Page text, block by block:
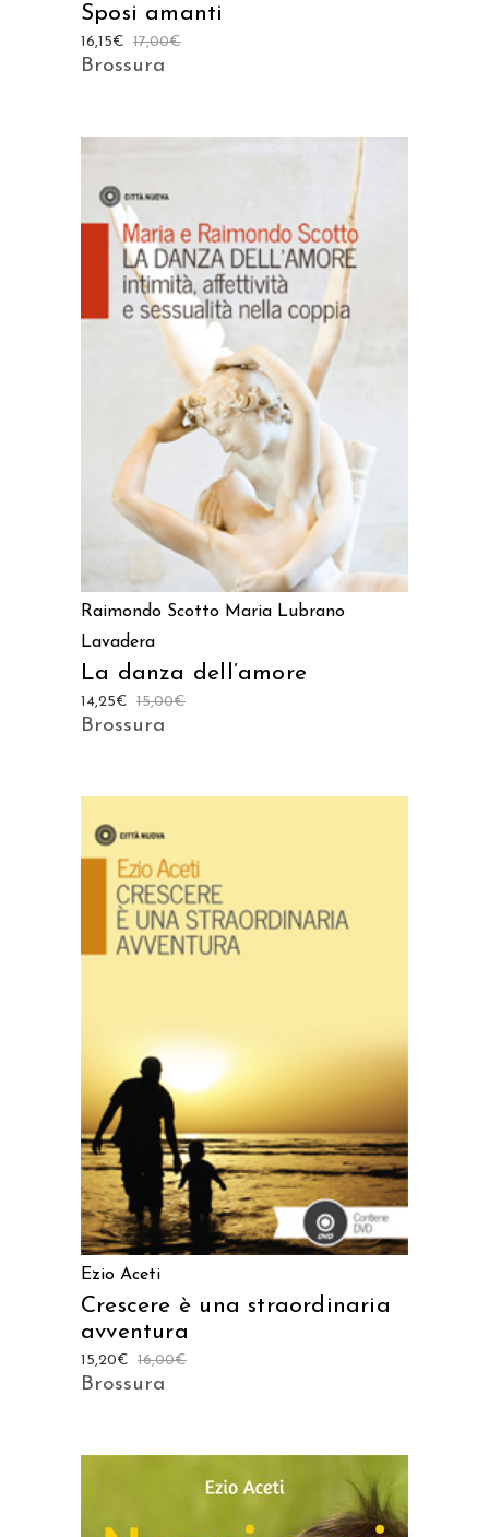
Sposi amanti
17,00€
16,15€
Brossura
AGGIUNGI AL CARRELLO
Raimondo Scotto Maria Lubrano
Lavadera
La danza dell’amore
15,00€
14,25€
Brossura
Ezio Aceti
Crescere è una straordinaria
avventura
16,00€
15,20€
Brossura